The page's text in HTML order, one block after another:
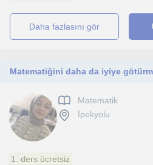
daha fazlasını gör
Matematik
İpekyolu
1. ders ücretsiz